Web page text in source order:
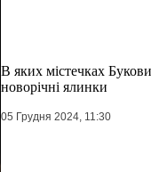
В яких містечках
новорічні ялинки
05 Грудня 2024, 11:30